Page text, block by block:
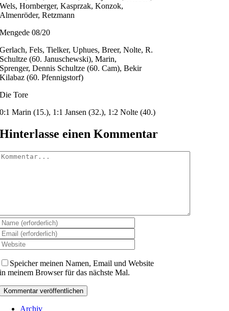
Wels, Hornberger, Kasprzak, Konzok,
Almenröder, Retzmann
Mengede 08/20
Gerlach, Fels, Tielker, Uphues, Breer, Nolte, R.
Schultze (60. Januschewski), Marin,
Sprenger, Dennis Schultze (60. Cam), Bekir
Kilabaz (60. Pfennigstorf)
Die Tore
0:1 Marin (15.), 1:1 Jansen (32.), 1:2 Nolte (40.)
Hinterlasse einen Kommentar
Speicher meinen Namen, Email und Website
in meinem Browser für das nächste Mal.
Archiv